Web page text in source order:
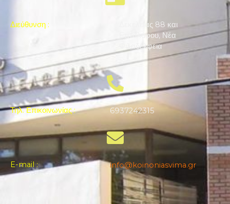
Διεύθυνση :
Δεκελείας 88 και
Επταλόφου, Νέα
Φιλαδέλφεια
Τηλ. Επικοινωνίας : 6937242315
E-mail : info@koinoniasvima.gr